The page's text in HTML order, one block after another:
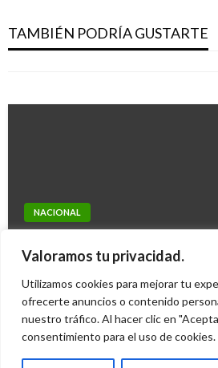
Valoramos tu privacidad.
Utilizamos cookies para mejorar tu
ofrecerte anuncios o contenido
nuestro tráfico. Al hacer clic en
consentimiento para el uso de cookies.
TAMBIÉN PODRÍA GUSTARTE
Amazon
Ariel Cabrera martes junio 4, 2019
allana casa de Sergio Vergara
NACIONAL
del tiempo
Iván Briceño miércoles diciembre 2, 2015
NACIONAL
Duque revisa los puntos
Iván Briceño jueves junio 6, 2019